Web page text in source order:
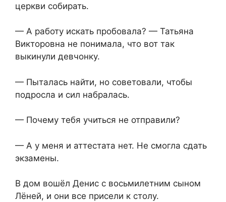
церкви собирать.
— А работу искать пробовала? — Татьяна
Викторовна не понимала, что вот так
выкинули девчонку.
— Пыталась найти, но советовали, чтобы
подросла и сил набралась.
— Почему тебя учиться не отправили?
— А у меня и аттестата нет. Не смогла сдать
экзамены.
В дом вошёл Денис с восьмилетним сыном
Лёней, и они все присели к столу.